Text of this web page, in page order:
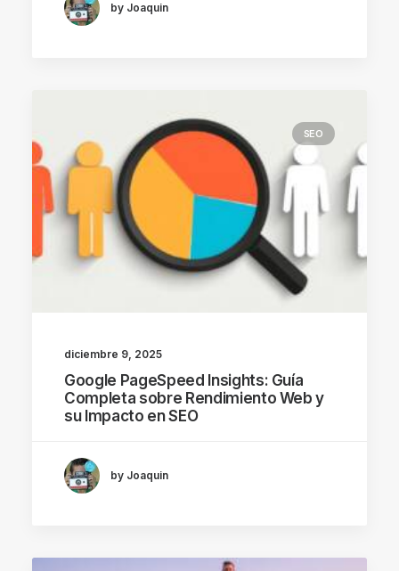
by Joaquin
SEO
diciembre 9, 2025
Google PageSpeed Insights: Guía
Completa sobre Rendimiento Web y
su Impacto en SEO
by Joaquin